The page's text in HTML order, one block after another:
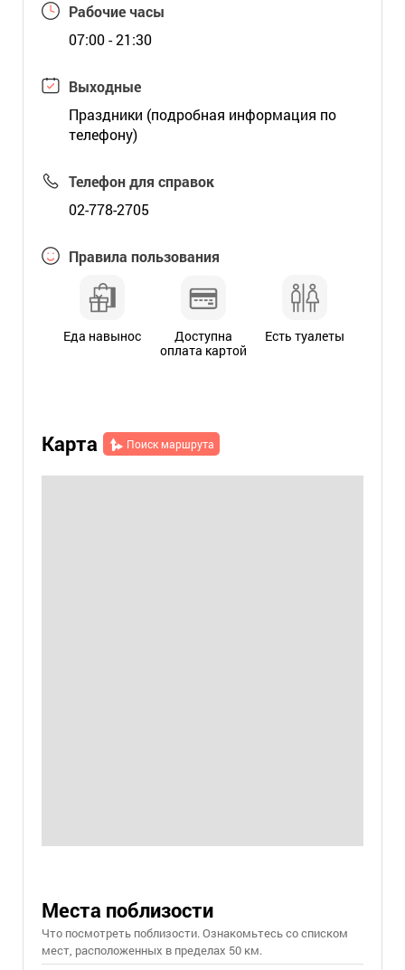
Рабочие часы
07:00 - 21:30
Выходные
Праздники (подробная информация по
телефону)
Телефон для справок
02-778-2705
Правила пользования
Еда навынос
Доступна
оплата картой
Есть туалеты
Карта Поиск маршрута
Места поблизости
Что посмотреть поблизости. Ознакомьтесь со списком
мест, расположенных в пределах 50 км.